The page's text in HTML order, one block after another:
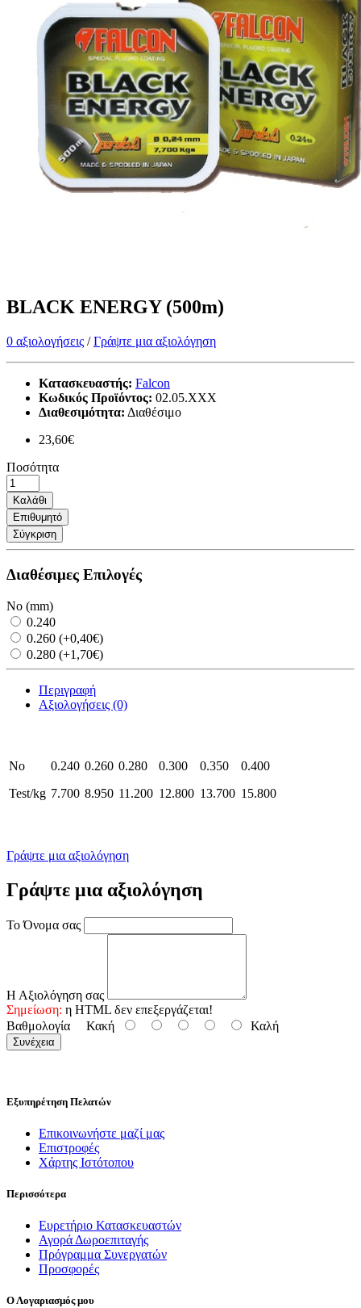
BLACK ENERGY (500m)
0 αξιολογήσεις /Γράψτε μια αξιολόγηση
Κατασκευαστής: Falcon
Κωδικός Προϊόντος: 02.05.XXX
Διαθεσιμότητα: Διαθέσιμο
23,60€
Ποσότητα
Καλάθι
Επιθυμητό
Σύγκριση
Διαθέσιμες Επιλογές
No (mm)
0.240
0.260 (+0,40€)
0.280 (+1,70€)
Περιγραφή
Αξιολογήσεις (0)
No 0.240 0.260 0.280 0.300 0.350
0.400
Test/kg 7.700 8.950 11.200 12.800 13.700 15.800
Γράψτε μια αξιολόγηση
Γράψτε μια αξιολόγηση
Το Όνομα σας
Η Αξιολόγηση σας
Σημείωση: η HTML δεν επεξεργάζεται!
Βαθμολογία Κακή Καλή
Συνέχεια
Εξυπηρέτηση Πελατών
Επικοινωνήστε μαζί μας
Επιστροφές
Χάρτης Ιστότοπου
Περισσότερα
Ευρετήριο Κατασκευαστών
Αγορά Δωροεπιταγής
Πρόγραμμα Συνεργατών
Προσφορές
Ο Λογαριασμός μου